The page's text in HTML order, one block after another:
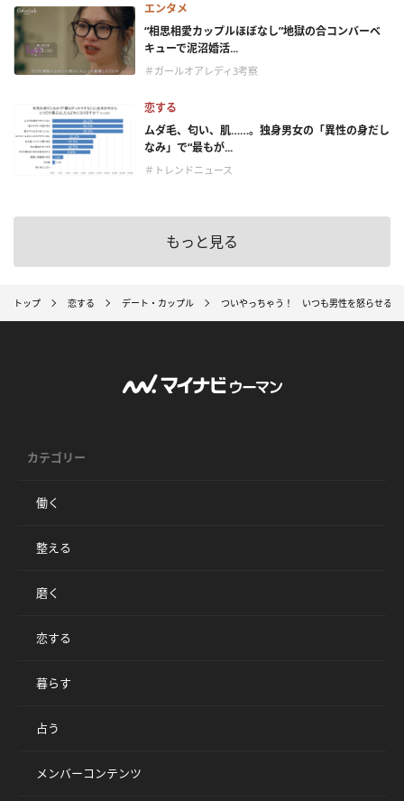
エンタメ
“相思相愛カップルほぼなし”地獄の合コンバーベ
キューで泥沼婚活...
＃ガールオアレディ3考察
恋する
ムダ毛、匂い、肌……。独身男女の「異性の身だし
なみ」で“最もが...
＃トレンドニュース
もっと見る
トップ 恋する デート・カップル ついやっちゃう！ いつも男性を怒らせる私
カテゴリー
働く
整える
磨く
恋する
暮らす
占う
メンバーコンテンツ